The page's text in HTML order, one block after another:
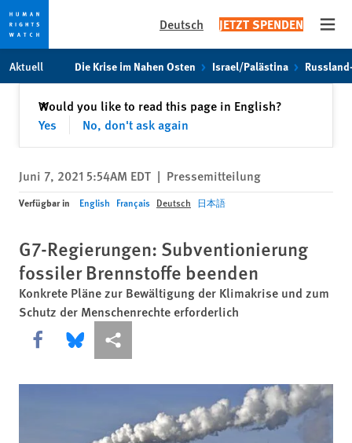
Skip
to
Skip
to
content
Deutsch JETZT SPENDEN
Aktuell Die Krise im Nahen Osten Israel/Palästina
Would you like to read this page in English?
Yes
No, don't ask again
✕Schließen
Juni 7, 2021 5:54AM EDT | Pressemitteilung
Verfügbar in English Français Deutsch 日本語
G7-Regierungen: Subventionierung
fossiler Brennstoffe beenden
Konkrete Pläne zur Bewältigung der Klimakrise und zum
Schutz der Menschenrechte erforderlich
Share this via Facebook
Share this via Bluesky
More sharing options